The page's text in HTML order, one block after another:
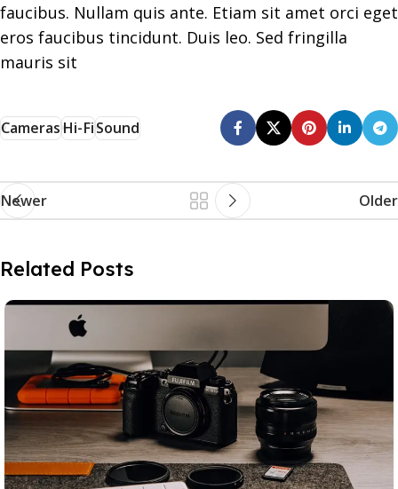
faucibus. Nullam quis ante. Etiam sit amet orci eget
eros faucibus tincidunt. Duis leo. Sed fringilla
mauris sit
CamerasHi-FiSound
Newer Older
Related Posts